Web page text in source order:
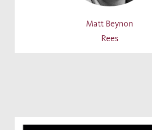
Matt Beynon
Rees